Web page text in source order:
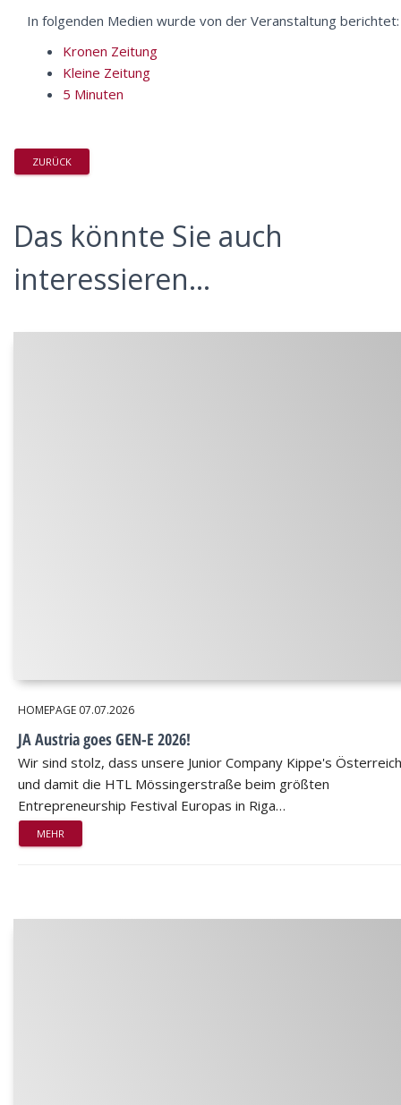
In folgenden Medien wurde von der Veranstaltung berichtet:
Kronen Zeitung
Kleine Zeitung
5 Minuten
ZURÜCK
Das könnte Sie auch
interessieren...
HOMEPAGE 07.07.2026
JA Austria goes GEN-E 2026!
Wir sind stolz, dass unsere Junior Company Kippe's Österreich
und damit die HTL Mössingerstraße beim größten
Entrepreneurship Festival Europas in Riga…
MEHR